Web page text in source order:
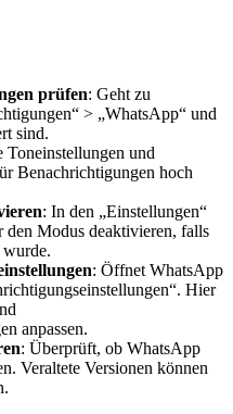
prüfen: Geht zu
> „WhatsApp“ und
sind.
Toneinstellungen und
Benachrichtigungen hoch
: In den „Einstellungen“
den Modus deaktivieren, falls
wurde.
: Öffnet WhatsApp
Hier
anpassen.
: Überprüft, ob WhatsApp
Veraltete Versionen können